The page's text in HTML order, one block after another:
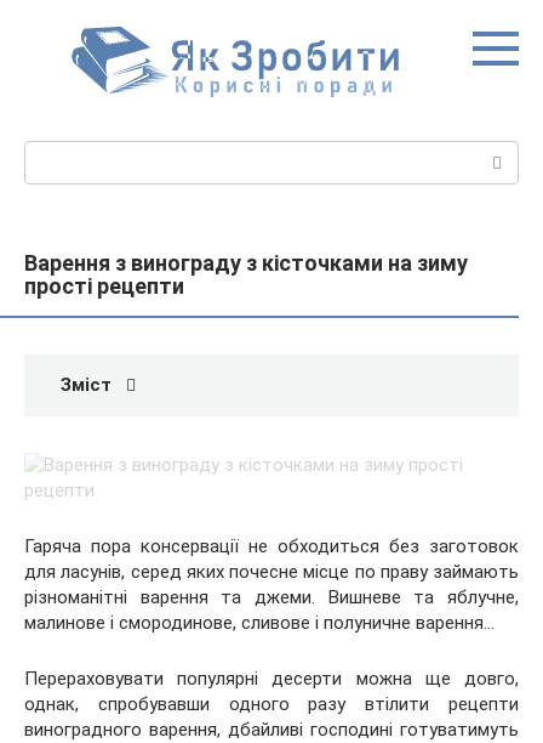
Варення з винограду з кісточками на зиму
прості рецепти
Зміст
Гаряча пора консервації не обходиться без заготовок
для ласунів, серед яких почесне місце по праву займають
різноманітні варення та джеми. Вишневе та яблучне,
малинове і смородинове, сливове і полуничне варення…
Перераховувати популярні десерти можна ще довго,
однак, спробувавши одного разу втілити рецепти
виноградного варення, дбайливі господині готуватимуть